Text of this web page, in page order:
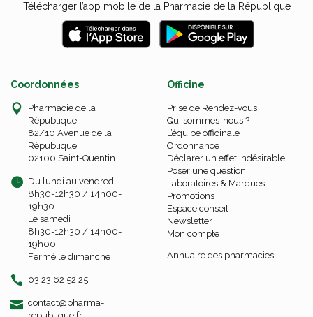
Télécharger l’app mobile de la Pharmacie de la République
Coordonnées
Pharmacie de la
République
82/10 Avenue de la
République
02100 Saint-Quentin
Du lundi au vendredi
8h30-12h30 / 14h00-
19h30
Le samedi
8h30-12h30 / 14h00-
19h00
Fermé le dimanche
03 23 62 52 25
contact-
@-
pharma-
Officine
Prise de Rendez-vous
Qui sommes-nous ?
L’équipe officinale
Ordonnance
Déclarer un effet indésirable
Poser une question
Laboratoires & Marques
Promotions
Espace conseil
Newsletter
Mon compte
Annuaire des pharmacies